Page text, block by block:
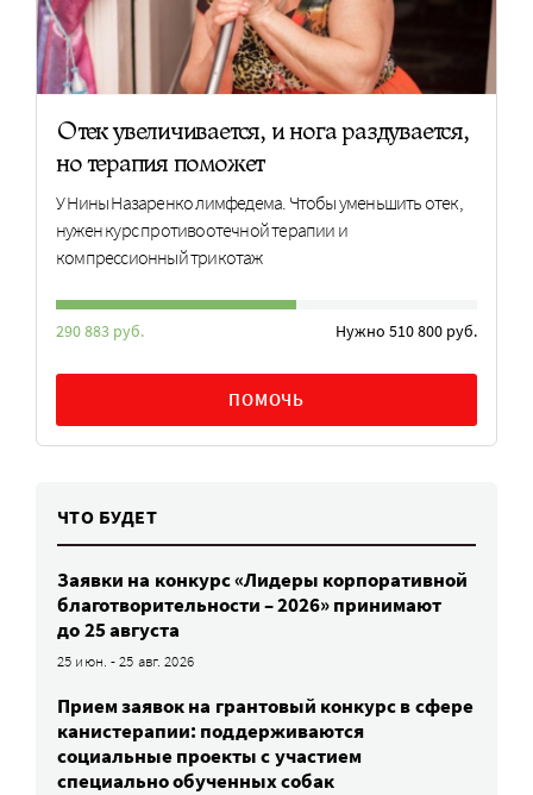
Отек увеличивается, и нога раздувается,
но терапия поможет
У Нины Назаренко лимфедема. Чтобы уменьшить отек,
нужен курс противоотечной терапии и
компрессионный трикотаж
290 883 руб. Нужно 510 800 руб.
ПОМОЧЬ
ЧТО БУДЕТ
Заявки на конкурс «Лидеры корпоративной
благотворительности – 2026» принимают
до 25 августа
25 июн. - 25 авг. 2026
Прием заявок на грантовый конкурс в сфере
канистерапии: поддерживаются
социальные проекты с участием
специально обученных собак